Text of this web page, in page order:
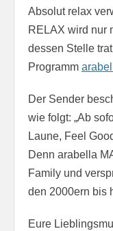
Absolut relax
RELAX wird nur
dessen Stelle
Programm
Der Sender
wie folgt: „Ab
Laune, Feel
Denn arabella
Family und
den 2000ern bis
Eure